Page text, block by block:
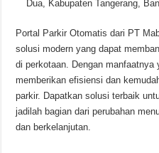
Dua, Kabupaten Tangerang,
Portal Parkir Otomatis dari PT
solusi modern yang dapat
di perkotaan. Dengan manfaatnya
memberikan efisiensi dan
parkir. Dapatkan solusi terbaik
jadilah bagian dari perubahan
dan berkelanjutan.